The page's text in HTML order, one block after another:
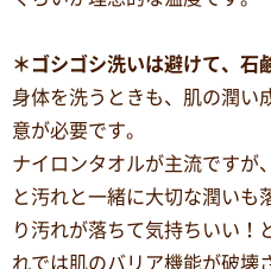
＊ゴシゴシ洗いは避けて、石
身体を洗うときも、肌の潤い
意が必要です。
ナイロンタオルが主流ですが
と汚れと一緒に大切な潤いも
り汚れが落ちて気持ちいい！
れでは肌のバリア機能が破壊